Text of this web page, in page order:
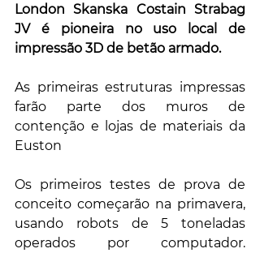
London Skanska Costain Strabag
JV é pioneira no uso local de
impressão 3D de betão armado.
As primeiras estruturas impressas
farão parte dos muros de
contenção e lojas de materiais da
Euston
Os primeiros testes de prova de
conceito começarão na primavera,
usando robots de 5 toneladas
operados por computador.